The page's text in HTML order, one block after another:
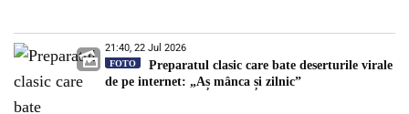
21:40, 22 Jul 2026
FOTO
Preparatul clasic care bate deserturile virale
de pe internet: „Aș mânca și zilnic”